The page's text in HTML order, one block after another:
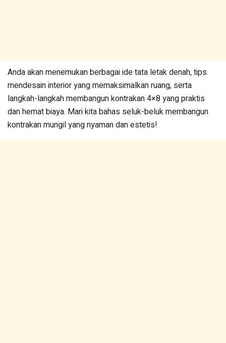
Anda akan menemukan berbagai ide tata letak denah, tips
mendesain interior yang memaksimalkan ruang, serta
langkah-langkah membangun kontrakan 4×8 yang praktis
dan hemat biaya. Mari kita bahas seluk-beluk membangun
kontrakan mungil yang nyaman dan estetis!